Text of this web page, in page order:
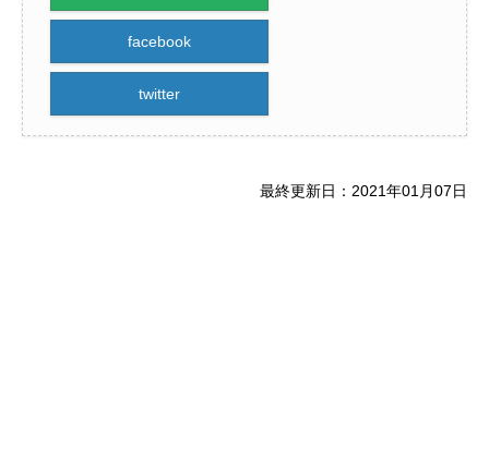
facebook
twitter
最終更新日：2021年01月07日